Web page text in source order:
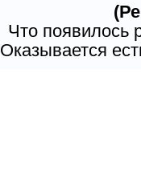
Что появилось
Оказывается